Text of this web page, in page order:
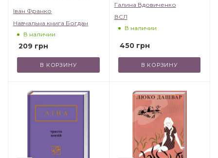
Іван Франко
Навчальна книга Богдан
В наличии
209 грн
В КОРЗИНУ
Галина Вдовиченко
ВСЛ
В наличии
450грн
В КОРЗИНУ